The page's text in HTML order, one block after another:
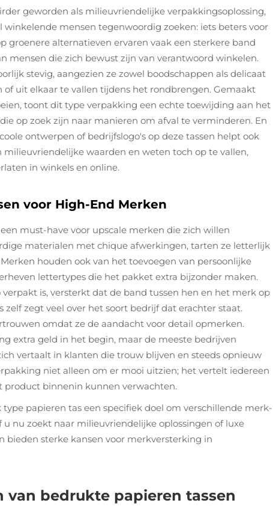
geworden als milieuvriendelijke verpakkingsoplossing,
mensen tegenwoordig zoeken: iets beters voor
groenere alternatieven ervaren vaak een sterkere band
mensen die zich bewust zijn van verantwoord winkelen.
stevig, aangezien ze zowel boodschappen als delicaat
uit elkaar te vallen tijdens het rondbrengen. Gemaakt
toont dit type verpakking een echte toewijding aan het
op zoek zijn naar manieren om afval te verminderen. En
ontwerpen of bedrijfslogo's op deze tassen helpt ook
waarden en weten toch op te vallen,
in winkels en online.
voor High-End Merken
must-have voor upscale merken die zich willen
materialen met chique afwerkingen, tarten ze letterlijk
houden ook van het toevoegen van persoonlijke
lettertypes die het pakket extra bijzonder maken.
is, versterkt dat de band tussen hen en het merk op
zegt veel over het soort bedrijf dat erachter staat.
omdat ze de aandacht voor detail opmerken.
extra geld in het begin, maar de meeste bedrijven
vertaalt in klanten die trouw blijven en steeds opnieuw
niet alleen om er mooi uitzien; het vertelt iedereen
product binnenin kunnen verwachten.
papieren tas een specifiek doel om verschillende merk-
nu zoekt naar milieuvriendelijke oplossingen of luxe
bieden sterke kansen voor merkversterking in
van bedrukte papieren tassen